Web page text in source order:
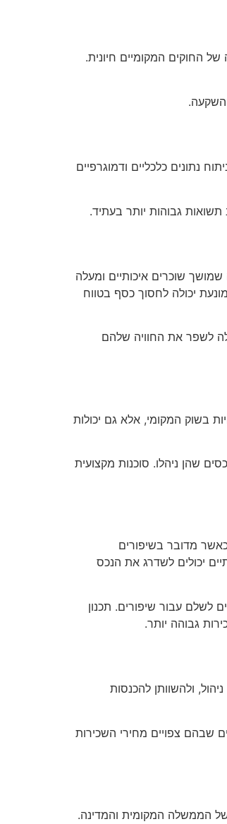
החוקים המקומיים חיונית.
נתונים כלכליים ודמוגרפיים
גבוהות יותר בעתיד.
שוכרים איכותיים ומעלה
יכולה לחסוך כסף בטווח
לשפר את החוויה שלהם
בשוק המקומי, אלא גם יכולות
שהן ניהלו. סוכנות מקצועית
מדובר בשיפורים
יכולים לשדרג את הנכס
לשלם עבור שיפורים. תכנון
גבוהה יותר.
ולהשוותן להכנסות
שבהם צפויים מחירי השכירות
הממשלה המקומית והמדינה.